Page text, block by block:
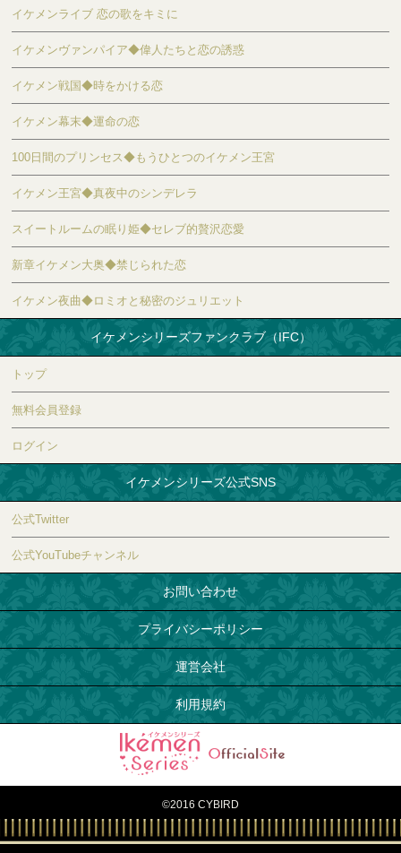
イケメンライブ 恋の歌をキミに
イケメンヴァンパイア◆偉人たちと恋の誘惑
イケメン戦国◆時をかける恋
イケメン幕末◆運命の恋
100日間のプリンセス◆もうひとつのイケメン王宮
イケメン王宮◆真夜中のシンデレラ
スイートルームの眠り姫◆セレブ的贅沢恋愛
新章イケメン大奥◆禁じられた恋
イケメン夜曲◆ロミオと秘密のジュリエット
イケメンシリーズファンクラブ（IFC）
トップ
無料会員登録
ログイン
イケメンシリーズ公式SNS
公式Twitter
公式YouTubeチャンネル
お問い合わせ
プライバシーポリシー
運営会社
利用規約
©2016 CYBIRD